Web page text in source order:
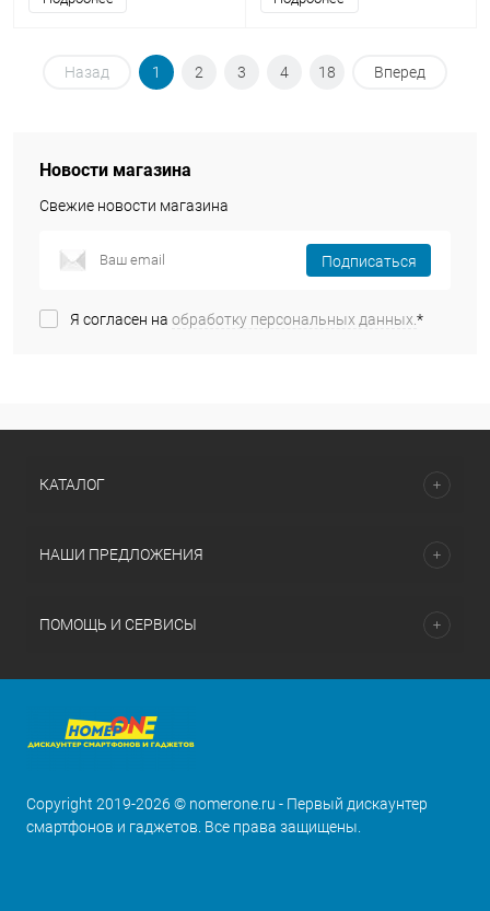
Назад 1 2 3 4 18 Вперед
Новости магазина
Свежие новости магазина
Подписаться
Я согласен на обработку персональных данных.*
КАТАЛОГ
НАШИ ПРЕДЛОЖЕНИЯ
ПОМОЩЬ И СЕРВИСЫ
Copyright 2019-2026 © nomerone.ru - Первый дискаунтер
смартфонов и гаджетов. Все права защищены.